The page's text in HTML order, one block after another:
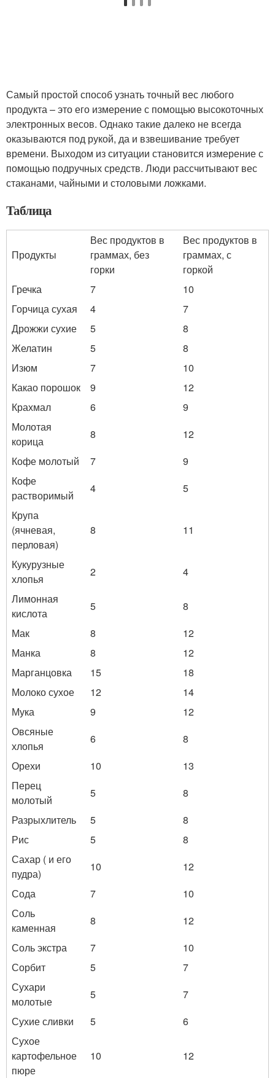
Самый простой способ узнать точный вес любого
продукта – это его измерение с помощью высокоточных
электронных весов. Однако такие далеко не всегда
оказываются под рукой, да и взвешивание требует
времени. Выходом из ситуации становится измерение с
помощью подручных средств. Люди рассчитывают вес
стаканами, чайными и столовыми ложками.
Таблица
Продукты
Вес продуктов в
граммах, без
горки
Вес продуктов в
граммах, с
горкой
Гречка
7
10
Горчица сухая
4
7
Дрожжи сухие
5
8
Желатин
5
8
Изюм
7
10
Какао порошок
9
12
Крахмал
6
9
Молотая
корица
8
12
Кофе молотый
7
9
Кофе
растворимый
4
5
Крупа
(ячневая,
перловая)
8 11
Кукурузные
хлопья
2
4
Лимонная
кислота
5
8
Мак
8
12
Манка
8
12
Марганцовка
15
18
Молоко сухое
12
14
Мука
9
12
Овсяные
хлопья
6
8
Орехи
10
13
Перец
молотый
5
8
Разрыхлитель
5
8
Рис
5
8
Сахар ( и его
пудра)
10
12
Сода
7
10
Соль
каменная
8
12
Соль экстра
7
10
Сорбит
5
7
Сухари
молотые
5
7
Сухие сливки
5
6
Сухое
картофельное
пюре
10 12